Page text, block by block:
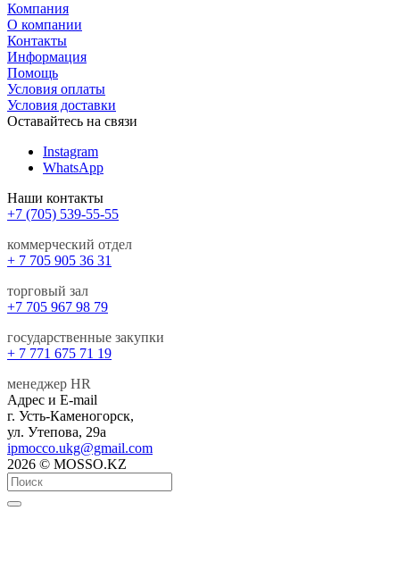
Компания
О компании
Контакты
Информация
Помощь
Условия оплаты
Условия доставки
Оставайтесь на связи
Instagram
WhatsApp
Наши контакты
+7 (705) 539-55-55
коммерческий отдел
+ 7 705 905 36 31
торговый зал
+7 705 967 98 79
государственные закупки
+ 7 771 675 71 19
менеджер HR
Адрес и E-mail
г. Усть-Каменогорск,
ул. Утепова, 29а
ipmocco.ukg@gmail.com
2026 © MOSSO.KZ